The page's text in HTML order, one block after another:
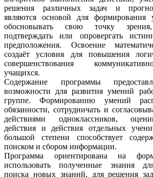
решения различных задач и
являются основой для формирования
обосновывать свою точку зрения,
подтверждать или опровергать
предположения. Освоение
создаёт условия для повышения
совершенствования
учащихся.
Содержание программы
возможности для развития умений
группе. Формированию умений
обязанности, сотрудничать и
действиями одноклассников,
действия и действия отдельных
большой степени способствует
поиском и сбором информации.
Программа ориентирована на
использовать полученные знания
поиска новых знаний, для решения